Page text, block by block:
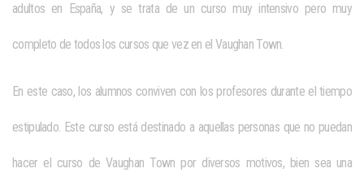
adultos en España, y se trata de un curso muy intensivo pero muy
completo de todos los cursos que vez en el Vaughan Town.
En este caso, los alumnos conviven con los profesores durante el tiempo
estipulado. Este curso está destinado a aquellas personas que no puedan
hacer el curso de Vaughan Town por diversos motivos, bien sea una